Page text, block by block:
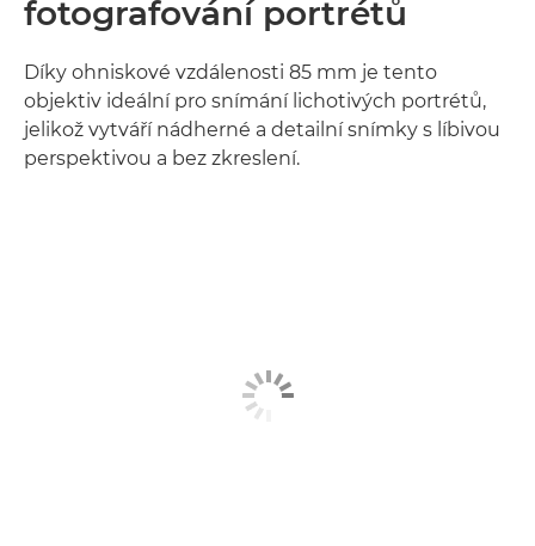
fotografování portrétů
Díky ohniskové vzdálenosti 85 mm je tento
objektiv ideální pro snímání lichotivých portrétů,
jelikož vytváří nádherné a detailní snímky s líbivou
perspektivou a bez zkreslení.